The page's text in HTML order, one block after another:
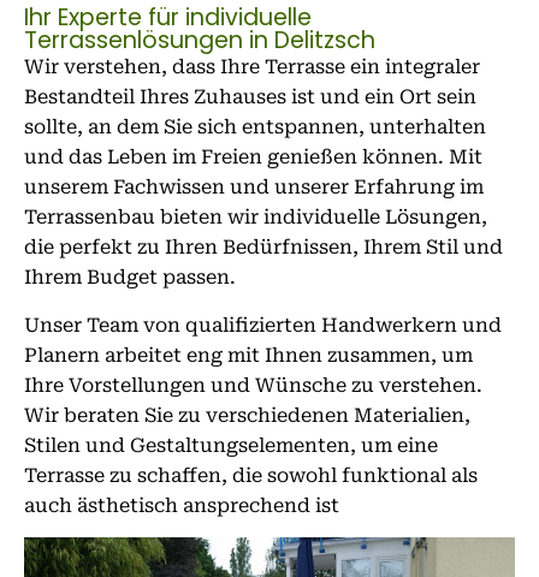
Ihr Experte für individuelle
Terrassenlösungen in Delitzsch
Wir verstehen, dass Ihre Terrasse ein integraler
Bestandteil Ihres Zuhauses ist und ein Ort sein
sollte, an dem Sie sich entspannen, unterhalten
und das Leben im Freien genießen können. Mit
unserem Fachwissen und unserer Erfahrung im
Terrassenbau bieten wir individuelle Lösungen,
die perfekt zu Ihren Bedürfnissen, Ihrem Stil und
Ihrem Budget passen.
Unser Team von qualifizierten Handwerkern und
Planern arbeitet eng mit Ihnen zusammen, um
Ihre Vorstellungen und Wünsche zu verstehen.
Wir beraten Sie zu verschiedenen Materialien,
Stilen und Gestaltungselementen, um eine
Terrasse zu schaffen, die sowohl funktional als
auch ästhetisch ansprechend ist